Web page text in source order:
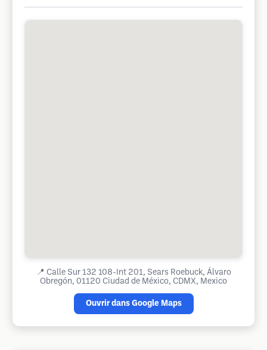
📍 Calle Sur 132 108-Int 201, Sears Roebuck, Álvaro
Obregón, 01120 Ciudad de México, CDMX, Mexico
Ouvrir dans Google Maps